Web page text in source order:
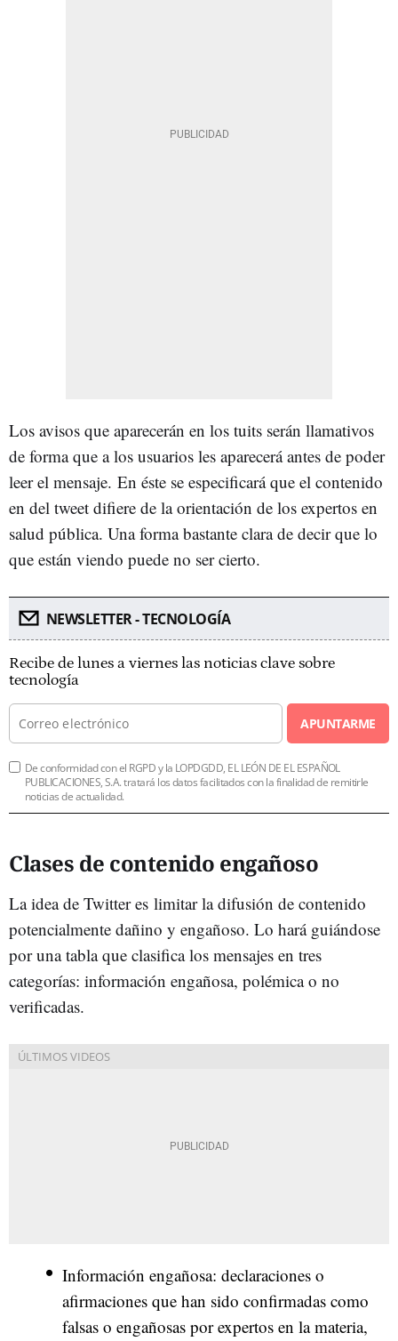
Los avisos que aparecerán en los tuits serán llamativos
de forma que a los usuarios les aparecerá antes de poder
leer el mensaje. En éste se especificará que el contenido
en del tweet difiere de la orientación de los expertos en
salud pública. Una forma bastante clara de decir que lo
que están viendo puede no ser cierto.
NEWSLETTER - TECNOLOGÍA
Recibe de lunes a viernes las noticias clave sobre
tecnología
APUNTARME
De conformidad con el RGPD y la LOPDGDD, EL LEÓN DE EL ESPAÑOL
PUBLICACIONES, S.A. tratará los datos facilitados con la finalidad de remitirle
noticias de actualidad.
Clases de contenido engañoso
La idea de Twitter es limitar la difusión de contenido
potencialmente dañino y engañoso. Lo hará guiándose
por una tabla que clasifica los mensajes en tres
categorías: información engañosa, polémica o no
verificadas.
Información engañosa: declaraciones o
afirmaciones que han sido confirmadas como
falsas o engañosas por expertos en la materia,